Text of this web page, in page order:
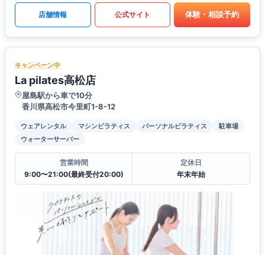
店舗情報 公式サイト 体験・相談予約
キャンペーン中
La pilates高松店
屋島駅から車で10分
香川県高松市今里町1-8-12
ウェアレンタル マシンピラティス パーソナルピラティス
駐車場
ウォーターサーバー
営業時間
9:00〜21:00(最終受付20:00)
定休日
年末年始